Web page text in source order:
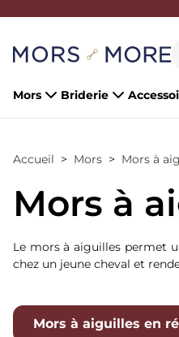
Mors Briderie
Accueil Mors Mors à
Mors à
Le mors à aiguilles permet
chez un jeune cheval et
Mors à aiguilles en